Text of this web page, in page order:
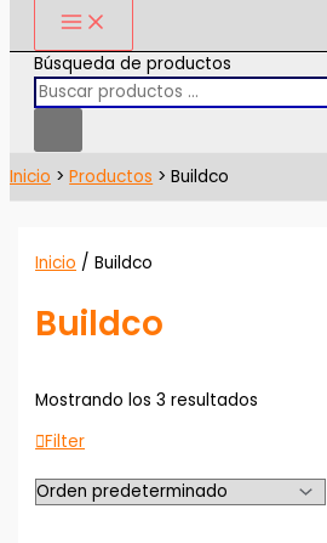
Búsqueda de productos
Inicio Productos Buildco
Inicio / Buildco
Buildco
Mostrando los 3 resultados
Filter